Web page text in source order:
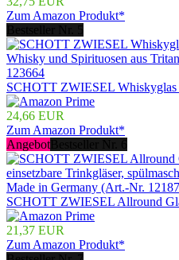
Zum Amazon Produkt*
SCHOTT ZWIESEL Whiskyglas
24,66 EUR
Zum Amazon Produkt*
Angebot
SCHOTT ZWIESEL Allround
21,37 EUR
Zum Amazon Produkt*